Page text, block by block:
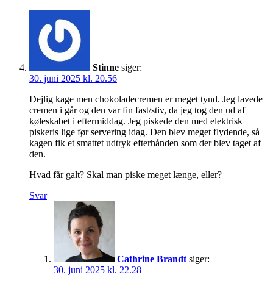
Stinne siger:
30. juni 2025 kl. 20.56
Dejlig kage men chokoladecremen er meget tynd. Jeg lavede
cremen i går og den var fin fast/stiv, da jeg tog den ud af
køleskabet i eftermiddag. Jeg piskede den med elektrisk
piskeris lige før servering idag. Den blev meget flydende, så
kagen fik et smattet udtryk efterhånden som der blev taget af
den.
Hvad får galt? Skal man piske meget længe, eller?
Svar
Cathrine Brandt siger:
30. juni 2025 kl. 22.28